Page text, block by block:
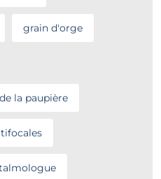
grain d'orge
la paupière